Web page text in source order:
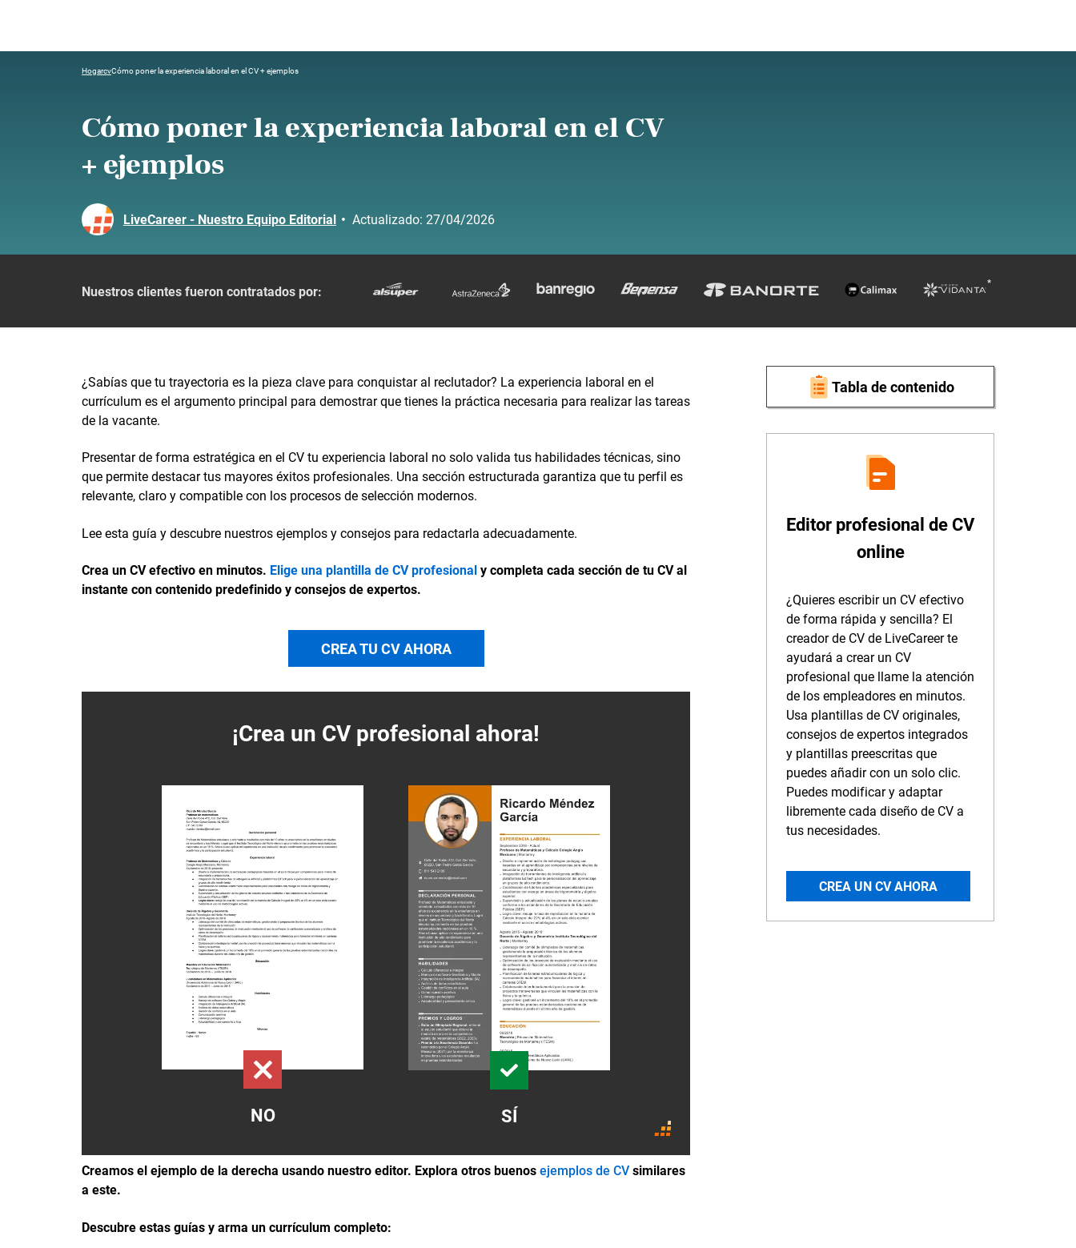
HogarcvCómo poner la experiencia laboral en el CV + ejemplos
Cómo poner la experiencia laboral en el CV
+ ejemplos
LiveCareer - Nuestro Equipo Editorial • Actualizado: 27/04/2026
Nuestros clientes fueron contratados por:
Tabla de contenido
Editor profesional de CV
online
¿Quieres escribir un CV efectivo
de forma rápida y sencilla? El
creador de CV de LiveCareer te
ayudará a crear un CV
profesional que llame la atención
de los empleadores en minutos.
Usa plantillas de CV originales,
consejos de expertos integrados
y plantillas preescritas que
puedes añadir con un solo clic.
Puedes modificar y adaptar
libremente cada diseño de CV a
tus necesidades.
CREA UN CV AHORA
¿Sabías que tu trayectoria es la pieza clave para conquistar al reclutador? La experiencia laboral en el
currículum es el argumento principal para demostrar que tienes la práctica necesaria para realizar las tareas
de la vacante.
Presentar de forma estratégica en el CV tu experiencia laboral no solo valida tus habilidades técnicas, sino
que permite destacar tus mayores éxitos profesionales. Una sección estructurada garantiza que tu perfil es
relevante, claro y compatible con los procesos de selección modernos.
Lee esta guía y descubre nuestros ejemplos y consejos para redactarla adecuadamente.
Crea un CV efectivo en minutos. Elige una plantilla de CV profesionaly completa cada sección de tu CV al
instante con contenido predefinido y consejos de expertos.
CREA TU CV AHORA
¡Crea un CV profesional ahora!
NO SÍ
Creamos el ejemplo de la derecha usando nuestro editor. Explora otros buenosejemplos de CVsimilares
a este.
Descubre estas guías y arma un currículum completo: